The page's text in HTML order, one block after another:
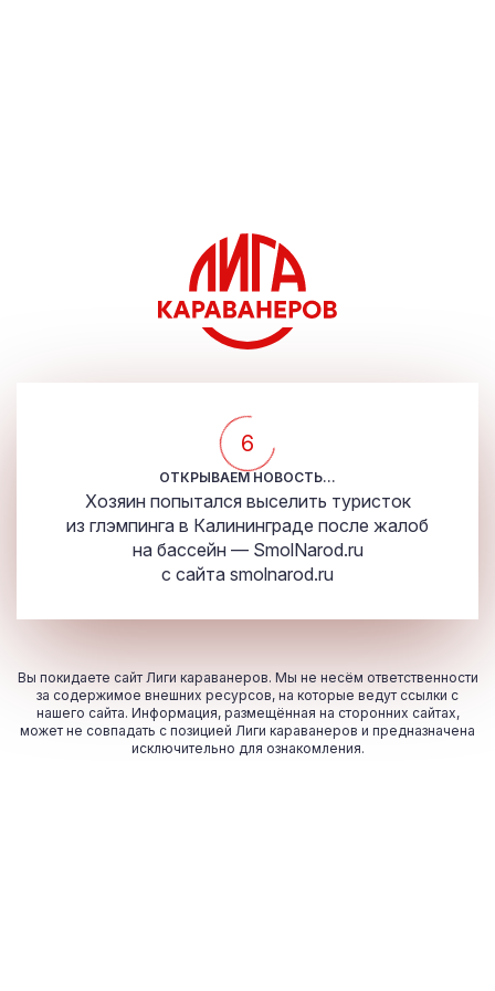
5
ОТКРЫВАЕМ НОВОСТЬ...
Хозяин попытался выселить туристок
из глэмпинга в Калининграде после жалоб
на бассейн — SmolNarod.ru
с сайта smolnarod.ru
Вы покидаете сайт Лиги караванеров. Мы не несём ответственности
за содержимое внешних ресурсов, на которые ведут ссылки с
нашего сайта. Информация, размещённая на сторонних сайтах,
может не совпадать с позицией Лиги караванеров и предназначена
исключительно для ознакомления.